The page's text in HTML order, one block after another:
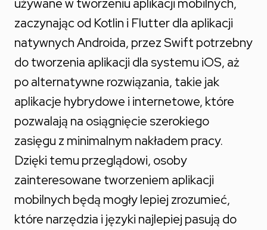
używane w tworzeniu aplikacji mobilnych,
zaczynając od Kotlin i Flutter dla aplikacji
natywnych Androida, przez Swift potrzebny
do tworzenia aplikacji dla systemu iOS, aż
po alternatywne rozwiązania, takie jak
aplikacje hybrydowe i internetowe, które
pozwalają na osiągnięcie szerokiego
zasięgu z minimalnym nakładem pracy.
Dzięki temu przeglądowi, osoby
zainteresowane tworzeniem aplikacji
mobilnych będą mogły lepiej zrozumieć,
które narzędzia i języki najlepiej pasują do